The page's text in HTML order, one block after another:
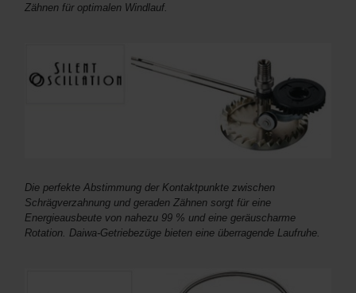
Zähnen für optimalen Windlauf.
Die perfekte Abstimmung der Kontaktpunkte zwischen
Schrägverzahnung und geraden Zähnen sorgt für eine
Energieausbeute von nahezu 99 % und eine geräuscharme
Rotation. Daiwa-Getriebezüge bieten eine überragende Laufruhe.